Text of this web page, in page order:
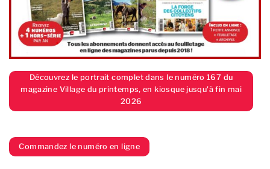
Découvrez le portrait complet dans le numéro 167 du
magazine Village du printemps, en kiosque jusqu'à fin mai
2026
Commandez le numéro en ligne